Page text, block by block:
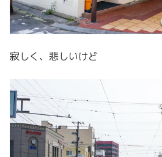
寂しく、悲しいけど